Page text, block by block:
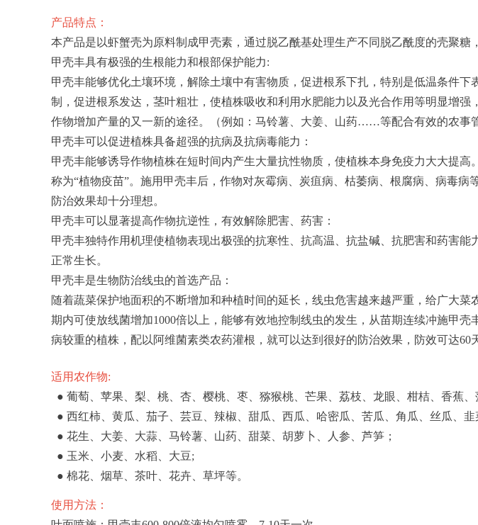
产品特点：
本产品是以虾蟹壳为原料制成甲壳素，通过脱乙酰基处理生产不同脱乙酰度的壳聚糖
甲壳丰具有极强的生根能力和根部保护能力:
甲壳丰能够优化土壤环境，解除土壤中有害物质，促进根系下扎，特别是低温条件
制，促进根系发达，茎叶粗壮，使植株吸收和利用水肥能力以及光合作用等明显增
作物增加产量的又一新的途径。（例如：马铃薯、大姜、山药……等配合有效的农事
甲壳丰可以促进植株具备超强的抗病及抗病毒能力：
甲壳丰能够诱导作物植株在短时间内产生大量抗性物质，使植株本身免疫力大大提
称为“植物疫苗”。施用甲壳丰后，作物对灰霉病、炭疽病、枯萎病、根腐病、病毒
防治效果却十分理想。
甲壳丰可以显著提高作物抗逆性，有效解除肥害、药害：
甲壳丰独特作用机理使植物表现出极强的抗寒性、抗高温、抗盐碱、抗肥害和药害
正常生长。
甲壳丰是生物防治线虫的首选产品：
随着蔬菜保护地面积的不断增加和种植时间的延长，线虫危害越来越严重，给广大
期内可使放线菌增加1000倍以上，能够有效地控制线虫的发生，从苗期连续冲施甲
病较重的植株，配以阿维菌素类农药灌根，就可以达到很好的防治效果，防效可达60
适用农作物:
● 葡萄、苹果、梨、桃、杏、樱桃、枣、猕猴桃、芒果、荔枝、龙眼、柑桔、香蕉、
● 西红柿、黄瓜、茄子、芸豆、辣椒、甜瓜、西瓜、哈密瓜、苦瓜、角瓜、丝瓜、
● 花生、大姜、大蒜、马铃薯、山药、甜菜、胡萝卜、人参、芦笋；
● 玉米、小麦、水稻、大豆;
● 棉花、烟草、茶叶、花卉、草坪等。
使用方法：